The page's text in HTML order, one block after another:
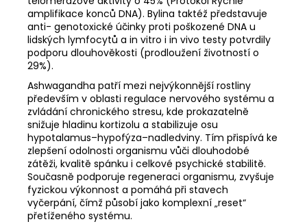
amplifikace konců DNA). Bylina taktéž představuje
anti- genotoxické účinky proti poškozené DNA u
lidských lymfocytů a in vitro i in vivo testy potvrdily
podporu dlouhověkosti (prodloužení životností o
29%).
Ashwagandha patří mezi nejvýkonnější rostliny
především v oblasti regulace nervového systému a
zvládání chronického stresu, kde prokazatelně
snižuje hladinu kortizolu a stabilizuje osu
hypotalamus–hypofýza–nadledviny. Tím přispívá ke
zlepšení odolnosti organismu vůči dlouhodobé
zátěži, kvalitě spánku i celkové psychické stabilitě.
Současně podporuje regeneraci organismu, zvyšuje
fyzickou výkonnost a pomáhá při stavech
vyčerpání, čímž působí jako komplexní „reset“
přetíženého systému.